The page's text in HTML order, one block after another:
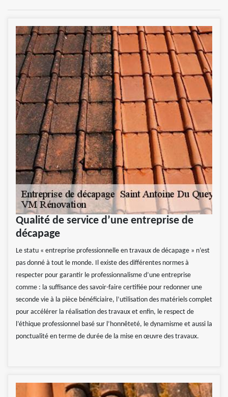
Qualité de service d’une entreprise de
décapage
Le statu « entreprise professionnelle en travaux de décapage » n’est
pas donné à tout le monde. Il existe des différentes normes à
respecter pour garantir le professionnalisme d’une entreprise
comme : la suffisance des savoir-faire certifiée pour redonner une
seconde vie à la pièce bénéficiaire, l’utilisation des matériels complet
pour accélérer la réalisation des travaux et enfin, le respect de
l’éthique professionnel basé sur l’honnêteté, le dynamisme et aussi la
ponctualité en terme de durée de la mise en œuvre des travaux.